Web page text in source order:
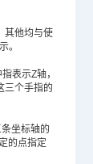
其他均与使
。
表示Z轴，
三个手指的
坐标轴的
的点指定